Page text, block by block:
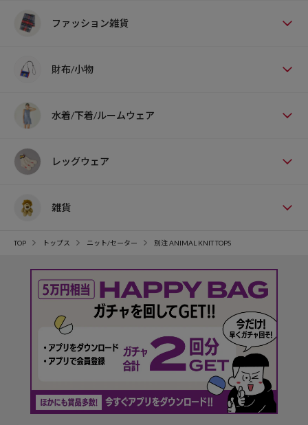
ファッション雑貨
財布/小物
水着/下着/ルームウェア
レッグウェア
雑貨
TOP トップス ニット/セーター 別注 ANIMAL KNIT TOPS